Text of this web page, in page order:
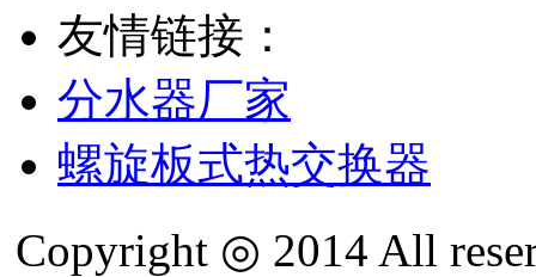
友情链接：
分水器厂家
螺旋板式热交换器
Copyright ◎ 2014 All